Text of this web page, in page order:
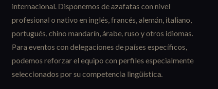
internacional. Disponemos de azafatas con nivel
profesional o nativo en inglés, francés, alemán, italiano,
portugués, chino mandarín, árabe, ruso y otros idiomas.
Para eventos con delegaciones de países específicos,
podemos reforzar el equipo con perfiles especialmente
seleccionados por su competencia lingüística.